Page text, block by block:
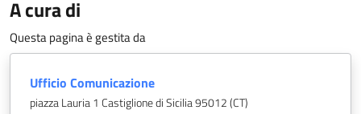
A cura di
Questa pagina è gestita da
Ufficio Comunicazione
piazza Lauria 1 Castiglione di Sicilia 95012 (CT)